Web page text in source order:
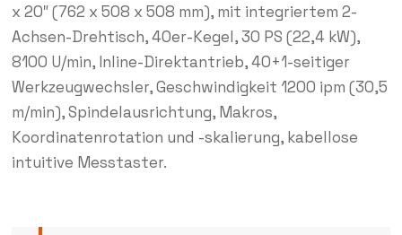
x 20″ (762 x 508 x 508 mm), mit integriertem 2-
Achsen-Drehtisch, 40er-Kegel, 30 PS (22,4 kW),
8100 U/min, Inline-Direktantrieb, 40+1-seitiger
Werkzeugwechsler, Geschwindigkeit 1200 ipm (30,5
m/min), Spindelausrichtung, Makros,
Koordinatenrotation und -skalierung, kabellose
intuitive Messtaster.